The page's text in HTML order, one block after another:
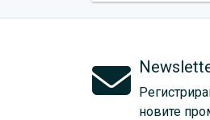
новите